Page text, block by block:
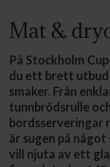
Mat &
På Stockholm
du ett brett utbud
smaker. Från
tunnbrödsrulle
bordsserveringar
är sugen på
vill njuta av ett